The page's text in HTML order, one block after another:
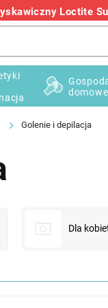
Loctite
domowe
Golenie i depilacja
Dla